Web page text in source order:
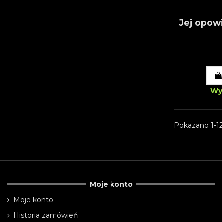
Jej
Pokazano 1-
Moje konto
Moje konto
Historia zamówień